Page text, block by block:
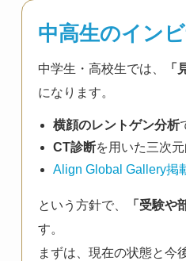
中高生のイン
中学生・高校生では、
になります。
横顔のレントゲン分析
CT診断を用いた三次
Align Global Gallery掲
という方針で、 「受験や
す。
まずは、現在の状態と今